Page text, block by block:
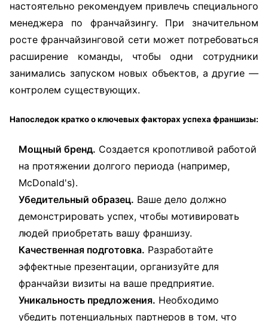
настоятельно рекомендуем привлечь специального
менеджера по франчайзингу. При значительном
росте франчайзинговой сети может потребоваться
расширение команды, чтобы одни сотрудники
занимались запуском новых объектов, а другие —
контролем существующих.
Напоследок кратко о ключевых факторах успеха франшизы:
Мощный бренд. Создается кропотливой работой
на протяжении долгого периода (например,
McDonald's).
Убедительный образец. Ваше дело должно
демонстрировать успех, чтобы мотивировать
людей приобретать вашу франшизу.
Качественная подготовка. Разработайте
эффектные презентации, организуйте для
франчайзи визиты на ваше предприятие.
Уникальность предложения. Необходимо
убедить потенциальных партнеров в том, что